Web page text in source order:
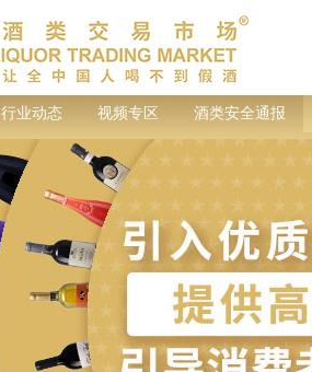
行业动态 视频专区 酒类安全通报